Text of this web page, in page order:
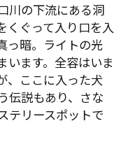
川の下流にある洞
くぐって入り口を入
っ暗。ライトの光
います。全容はいま
、ここに入った犬
伝説もあり、さな
テリースポットで